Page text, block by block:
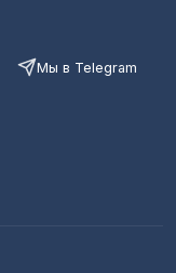
Мы в Telegram